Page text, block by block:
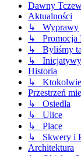
Dawny
Aktualności
↳ Wyprawy
↳ Promocja
↳ Byliśmy
↳ Inicjatywy
Historia
↳
Przestrzeń
↳ Osiedla
↳ Ulice
↳ Place
↳ Skwery i
Architektura